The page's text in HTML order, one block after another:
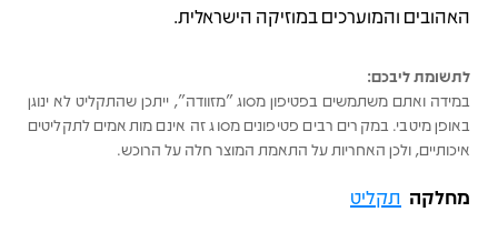
האהובים והמוערכים במוזיקה הישראלית.
לתשומת ליבכם:
במידה ואתם משתמשים בפטיפון מסוג "מזוודה", ייתכן שהתקליט לא ינוגן
באופן מיטבי. במקרים רבים פטיפונים מסוג זה אינם מותאמים לתקליטים
איכותיים, ולכן האחריות על התאמת המוצר חלה על הרוכש.
מחלקה תקליט